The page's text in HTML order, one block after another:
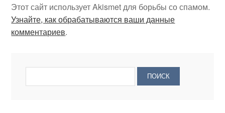
Этот сайт использует Akismet для борьбы со спамом.
Узнайте, как обрабатываются ваши данные
комментариев.